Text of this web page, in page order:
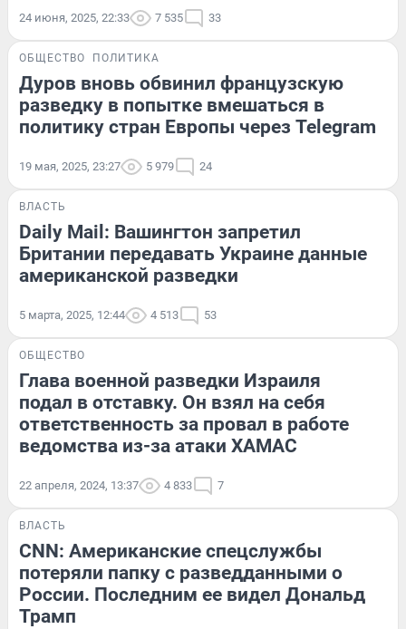
24 июня, 2025, 22:33 7 535 33
ОБЩЕСТВО ПОЛИТИКА
Дуров вновь обвинил французскую
разведку в попытке вмешаться в
политику стран Европы через Telegram
19 мая, 2025, 23:27 5 979 24
ВЛАСТЬ
Daily Mail: Вашингтон запретил
Британии передавать Украине данные
американской разведки
5 марта, 2025, 12:44 4 513 53
ОБЩЕСТВО
Глава военной разведки Израиля
подал в отставку. Он взял на себя
ответственность за провал в работе
ведомства из-за атаки ХАМАС
22 апреля, 2024, 13:37 4 833 7
ВЛАСТЬ
CNN: Американские спецслужбы
потеряли папку с разведданными о
России. Последним ее видел Дональд
Трамп